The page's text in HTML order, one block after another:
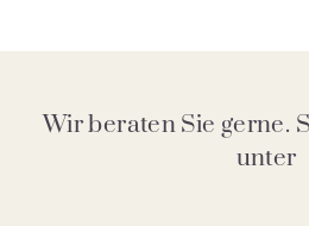
Wir beraten Sie gerne.
unter